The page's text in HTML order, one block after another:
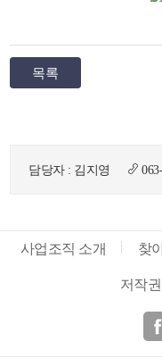
목록
담당자 : 김지영
사업조직 소개 찾
저작
인스